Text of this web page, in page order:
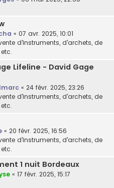
« 07 avr. 2025, 10:01
d'instruments, d'archets, de
Lifeline - David Gage
« 24 févr. 2025, 23:26
d'instruments, d'archets, de
« 20 févr. 2025, 16:56
d'instruments, d'archets, de
1 nuit Bordeaux
« 17 févr. 2025, 15:17